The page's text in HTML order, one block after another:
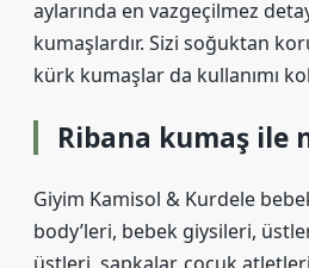
aylarında en vazgeçilmez
kumaşlardır. Sizi soğuktan
kürk kumaşlar da kullanımı
Ribana kumaş ile
Giyim Kamisol & Kurdele
body’leri, bebek giysileri,